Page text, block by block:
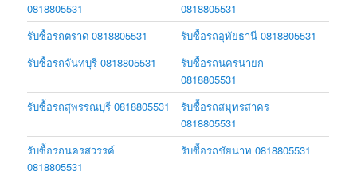
0818805531
0818805531
รับซื้อรถตราด 0818805531
รับซื้อรถอุทัยธานี 0818805531
รับซื้อรถจันทบุรี 0818805531
รับซื้อรถนครนายก
0818805531
รับซื้อรถสุพรรณบุรี 0818805531
รับซื้อรถสมุทรสาคร
0818805531
รับซื้อรถนครสวรรค์
0818805531
รับซื้อรถชัยนาท 0818805531